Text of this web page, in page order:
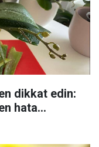
dikkat edin:
hata...